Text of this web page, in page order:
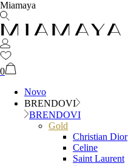
Miamaya
0
Novo
BRENDOVI
BRENDOVI
Gold
Christian Dior
Celine
Saint Laurent